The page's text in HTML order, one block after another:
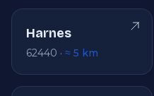
Harnes
62440 · ≈ 5 km